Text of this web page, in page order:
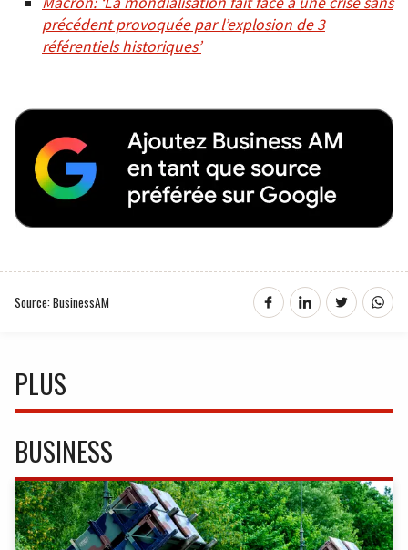
précédent provoquée par l’explosion de 3
référentiels historiques’
Source: BusinessAM
PLUS
BUSINESS